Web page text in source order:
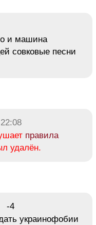
и машина
совковые песни
правила
удалён.
-4
украинофобии